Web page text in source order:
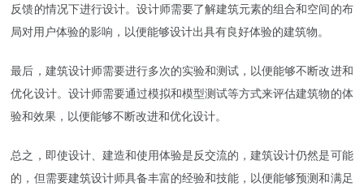
反馈的情况下进行设计。设计师需要了解建筑元素的组合和空间的布
局对用户体验的影响，以便能够设计出具有良好体验的建筑物。
最后，建筑设计师需要进行多次的实验和测试，以便能够不断改进和
优化设计。设计师需要通过模拟和模型测试等方式来评估建筑物的体
验和效果，以便能够不断改进和优化设计。
总之，即使设计、建造和使用体验是反交流的，建筑设计仍然是可能
的，但需要建筑设计师具备丰富的经验和技能，以便能够预测和满足